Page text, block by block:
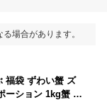
場合があります。
福袋 ずわい蟹 ズ
ーション 1kg蟹 カ